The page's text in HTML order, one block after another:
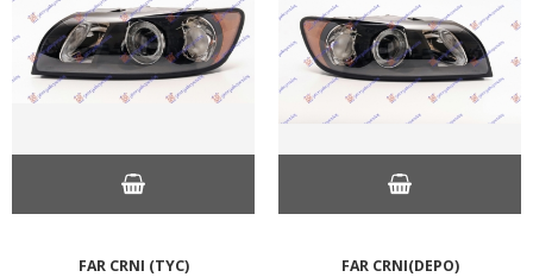
FAR CRNI (TYC) FAR CRNI(DEPO)